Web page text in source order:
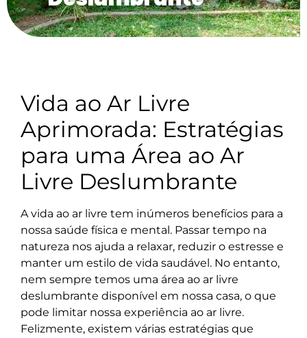
Vida ao Ar Livre
Aprimorada: Estratégias
para uma Área ao Ar
Livre Deslumbrante
A vida ao ar livre tem inúmeros benefícios para a
nossa saúde física e mental. Passar tempo na
natureza nos ajuda a relaxar, reduzir o estresse e
manter um estilo de vida saudável. No entanto,
nem sempre temos uma área ao ar livre
deslumbrante disponível em nossa casa, o que
pode limitar nossa experiência ao ar livre.
Felizmente, existem várias estratégias que